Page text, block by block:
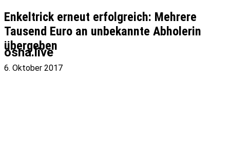
osna.live
Enkeltrick erneut erfolgreich: Mehrere
Tausend Euro an unbekannte Abholerin
übergeben
6. Oktober 2017